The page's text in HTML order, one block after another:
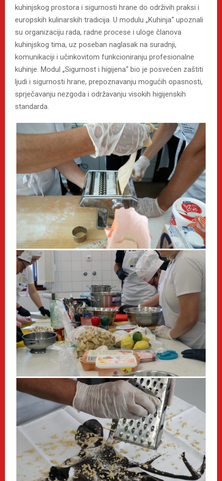
kuhinjskog prostora i sigurnosti hrane do održivih praksi i
europskih kulinarskih tradicija. U modulu „Kuhinja“ upoznali
su organizaciju rada, radne procese i uloge članova
kuhinjskog tima, uz poseban naglasak na suradnji,
komunikaciji i učinkovitom funkcioniranju profesionalne
kuhinje. Modul „Sigurnost i higijena“ bio je posvećen zaštiti
ljudi i sigurnosti hrane, prepoznavanju mogućih opasnosti,
sprječavanju nezgoda i održavanju visokih higijenskih
standarda.